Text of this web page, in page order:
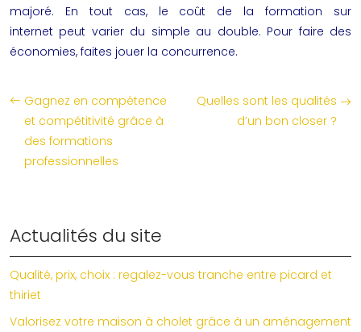
majoré. En tout cas, le coût de laformation sur
internet peut varier du simple au double. Pour faire des
économies, faites jouer la concurrence.
Gagnez en compétence
et compétitivité grâce à
des formations
professionnelles
Quelles sont les qualités
d’un bon closer ?
Actualités du site
Qualité, prix, choix : regalez-vous tranche entre picard et
thiriet
Valorisez votre maison à cholet grâce à un aménagement